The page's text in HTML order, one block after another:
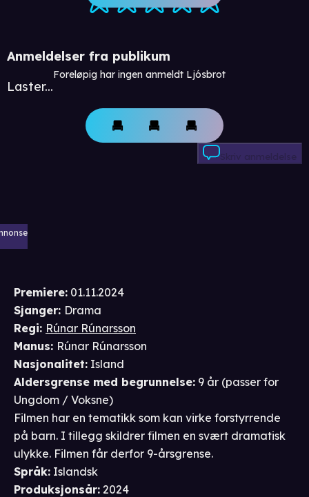
Anmeldelser fra publikum
Laster...
Foreløpig har ingen anmeldt Ljósbrot
Skriv anmeldelse
Premiere: 01.11.2024
Sjanger: Drama
Regi: Rúnar Rúnarsson
Manus: Rúnar Rúnarsson
Nasjonalitet: Island
Aldersgrense med begrunnelse: 9 år (passer for
Ungdom / Voksne)
Filmen har en tematikk som kan virke forstyrrende
på barn. I tillegg skildrer filmen en svært dramatisk
ulykke. Filmen får derfor 9-årsgrense.
Språk: Islandsk
Produksjonsår: 2024